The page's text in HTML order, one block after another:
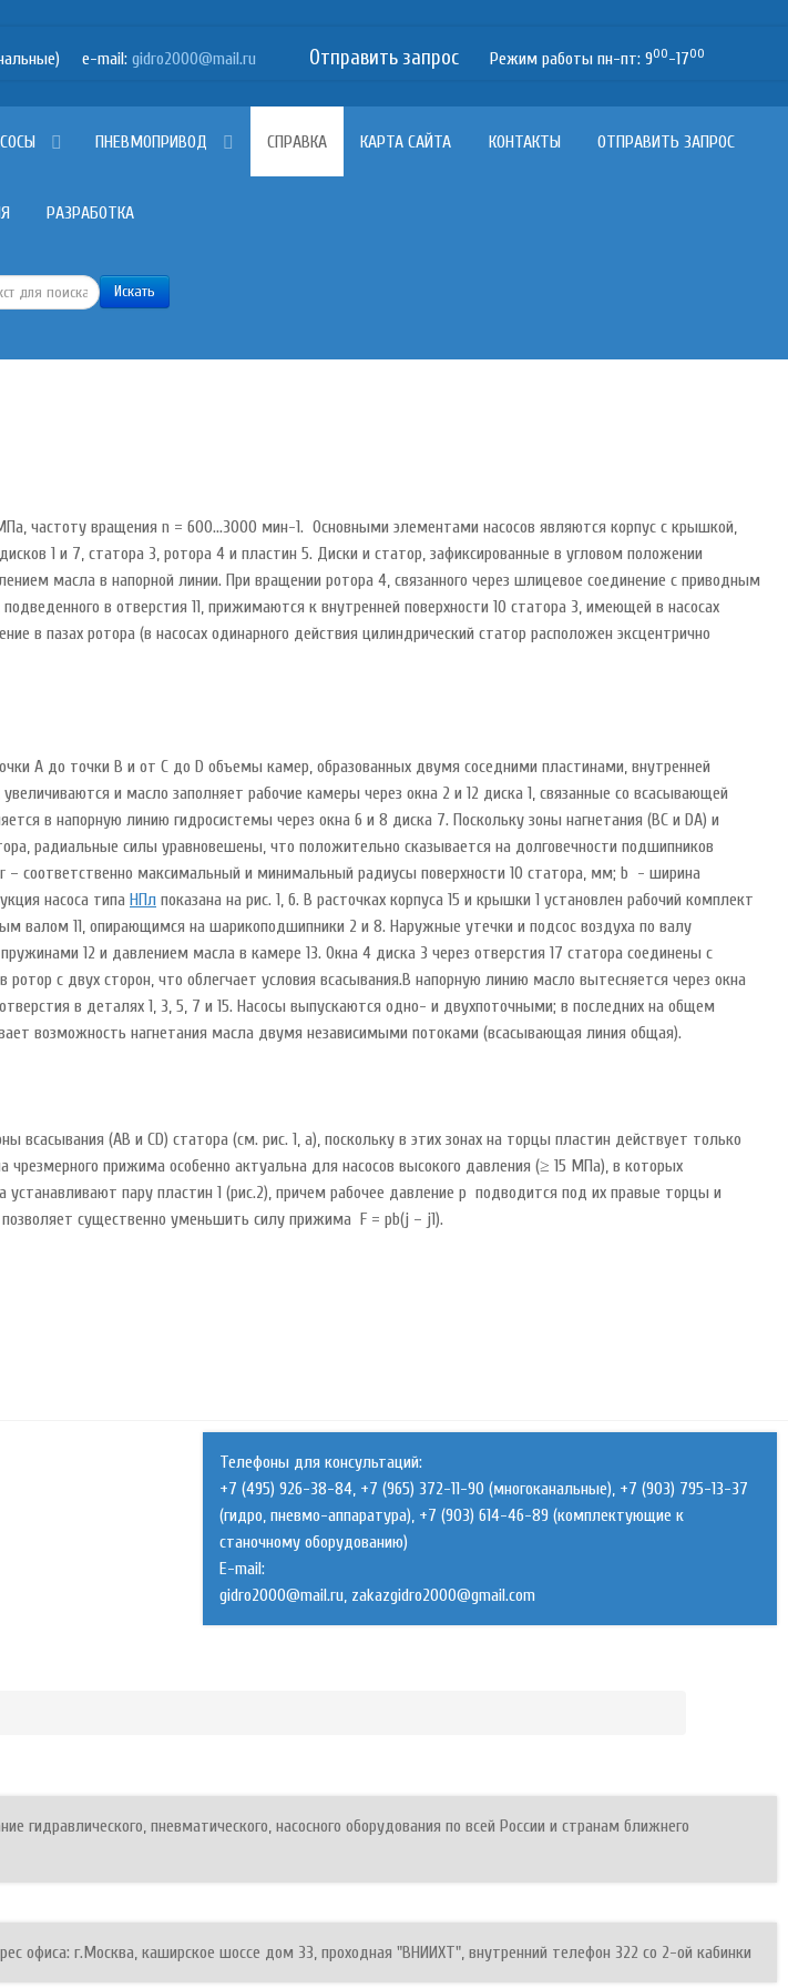
e-mail: Отправить запросРежим работы пн-пт: 900-1700
ПНЕВМОПРИВОД СПРАВКА КАРТА САЙТА КОНТАКТЫ ОТПРАВИТЬ ЗАПРОС
РАЗРАБОТКА
Искать
частоту вращения n = 600…3000 мин-1. Основными элементами насосов являются корпус с крышкой,
1 и 7, статора 3, ротора 4 и пластин 5. Диски и статор, зафиксированные в угловом положении
масла в напорной линии. При вращении ротора 4, связанного через шлицевое соединение с приводным
в отверстия 11, прижимаются к внутренней поверхности 10 статора 3, имеющей в насосах
в пазах ротора (в насосах одинарного действия цилиндрический статор расположен эксцентрично
А до точки В и от С до D объемы камер, образованных двумя соседними пластинами, внутренней
и масло заполняет рабочие камеры через окна 2 и 12 диска 1, связанные со всасывающей
в напорную линию гидросистемы через окна 6 и 8 диска 7. Поскольку зоны нагнетания (ВС и DA) и
радиальные силы уравновешены, что положительно сказывается на долговечности подшипников
– соответственно максимальный и минимальный радиусы поверхности 10 статора, мм; b - ширина
насоса типа НПл показана на рис. 1, б. В расточках корпуса 15 и крышки 1 установлен рабочий комплект
валом 11, опирающимся на шарикоподшипники 2 и 8. Наружные утечки и подсос воздуха по валу
12 и давлением масла в камере 13. Окна 4 диска 3 через отверстия 17 статора соединены с
с двух сторон, что облегчает условия всасывания.В напорную линию масло вытесняется через окна
в деталях 1, 3, 5, 7 и 15. Насосы выпускаются одно- и двухпоточными; в последних на общем
возможность нагнетания масла двумя независимыми потоками (всасывающая линия общая).
(АВ и CD) статора (см. рис. 1, а), поскольку в этих зонах на торцы пластин действует только
прижима особенно актуальна для насосов высокого давления (≥ 15 МПа), в которых
пару пластин 1 (рис.2), причем рабочее давление р подводится под их правые торцы и
существенно уменьшить силу прижима F = рb(j – j1).
Телефоны для консультаций:
+7 (495) 926-38-84, +7 (965) 372-11-90 (многоканальные), +7 (903) 795-13-37
(гидро, пневмо-аппаратура), +7 (903) 614-46-89 (комплектующие к
станочному оборудованию)
E-mail:
,
пневматического, насосного оборудования по всей России и странам ближнего
офиса: г.Москва, каширское шоссе дом 33, проходная "ВНИИХТ", внутренний телефон 322 со 2-ой кабинки